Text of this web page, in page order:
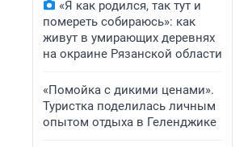
«Я как родился, так тут и
помереть собираюсь»: как
живут в умирающих деревнях
на окраине Рязанской области
«Помойка с дикими ценами».
Туристка поделилась личным
опытом отдыха в Геленджике